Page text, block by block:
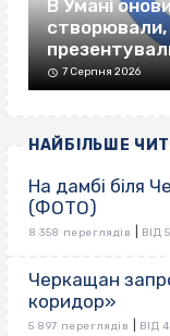
В Умані
створювали,
7 Серпня 2026
НАЙБІЛЬШЕ
На дамбі біля
(ФОТО)
8 358 переглядів ВІД
Черкащан
коридор»
5 897 переглядів ВІД